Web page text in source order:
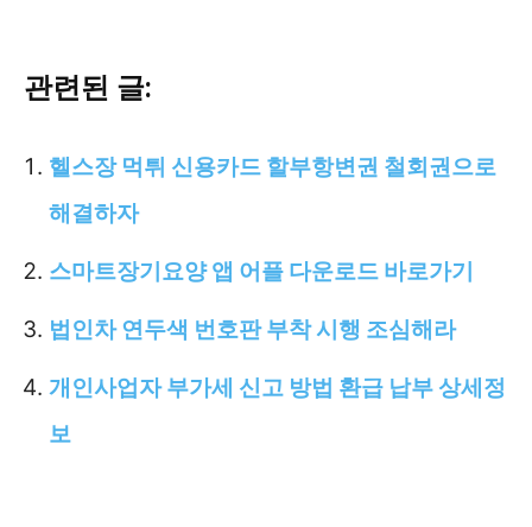
관련된 글:
헬스장 먹튀 신용카드 할부항변권 철회권으로
해결하자
스마트장기요양 앱 어플 다운로드 바로가기
법인차 연두색 번호판 부착 시행 조심해라
개인사업자 부가세 신고 방법 환급 납부 상세정
보